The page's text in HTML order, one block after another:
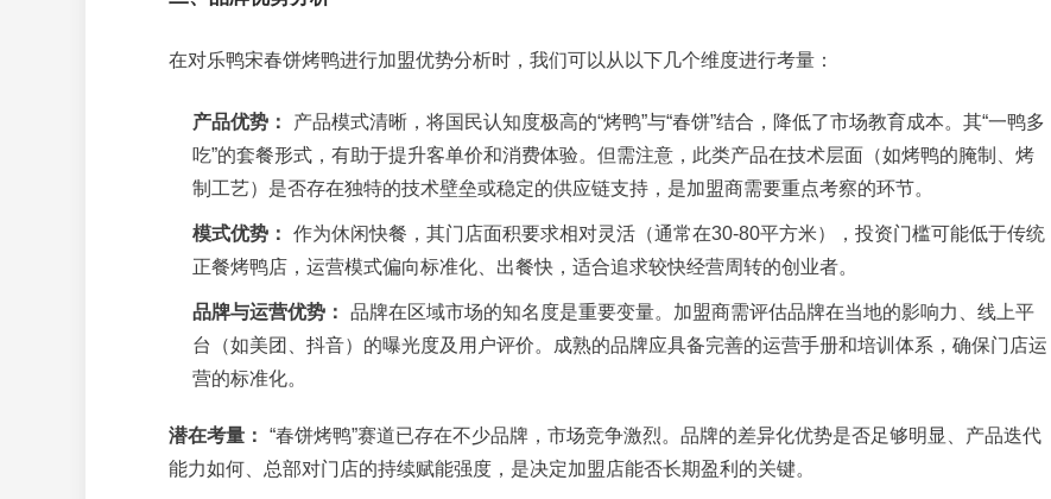
在对乐鸭宋春饼烤鸭进行加盟优势分析时，我们可以从以下几个维度进行考量：
产品优势：
产品模式清晰，将国民认知度极高的“烤鸭”与“春饼”结合，降低了市场教育成本。其“一鸭多
吃”的套餐形式，有助于提升客单价和消费体验。但需注意，此类产品在技术层面（如烤鸭的腌制、烤
制工艺）是否存在独特的技术壁垒或稳定的供应链支持，是加盟商需要重点考察的环节。
模式优势：
作为休闲快餐，其门店面积要求相对灵活（通常在30-80平方米），投资门槛可能低于传统
正餐烤鸭店，运营模式偏向标准化、出餐快，适合追求较快经营周转的创业者。
品牌与运营优势：
品牌在区域市场的知名度是重要变量。加盟商需评估品牌在当地的影响力、线上平
台（如美团、抖音）的曝光度及用户评价。成熟的品牌应具备完善的运营手册和培训体系，确保门店运
营的标准化。
潜在考量：
“春饼烤鸭”赛道已存在不少品牌，市场竞争激烈。品牌的差异化优势是否足够明显、产品迭代
能力如何、总部对门店的持续赋能强度，是决定加盟店能否长期盈利的关键。